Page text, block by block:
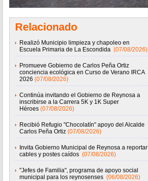
Relacionado
Realizó Municipio limpieza y chapoleo en
Escuela Primaria de La Escondida (07/08/2026)
Promueve Gobierno de Carlos Peña Ortiz
conciencia ecológica en Curso de Verano IRCA
2026 (07/08/2026)
Continúa invitando el Gobierno de Reynosa a
inscribirse a la Carrera 5K y 1K Super
Héroes (07/08/2026)
Recibió Refugio "Chocolatín" apoyo del Alcalde
Carlos Peña Ortiz (07/08/2026)
Invita Gobierno Municipal de Reynosa a reportar
cables y postes caídos (07/08/2026)
"Jefes de Familia", programa de apoyo social
municipal para los reynosenses (06/08/2026)